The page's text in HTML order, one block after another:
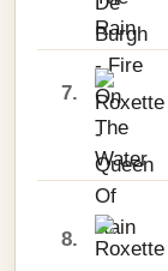
7.
8.